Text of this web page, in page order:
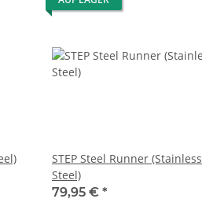
STEP Steel Runner (Stainless
Steel)
79,95 € *